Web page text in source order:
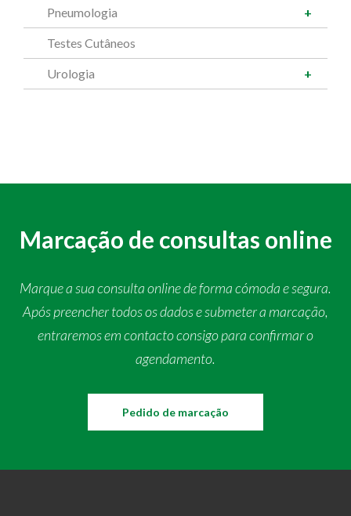
Pneumologia
Testes Cutâneos
Urologia
Marcação de consultas online
Marque a sua consulta online de forma cómoda e segura.
Após preencher todos os dados e submeter a marcação,
entraremos em contacto consigo para confirmar o
agendamento.
Pedido de marcação